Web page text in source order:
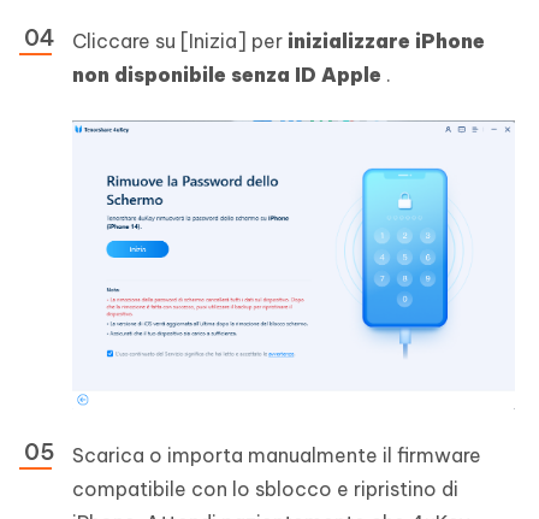
Cliccare su [Inizia] per inizializzare iPhone
non disponibile senza ID Apple .
Scarica o importa manualmente il firmware
compatibile con lo sblocco e ripristino di